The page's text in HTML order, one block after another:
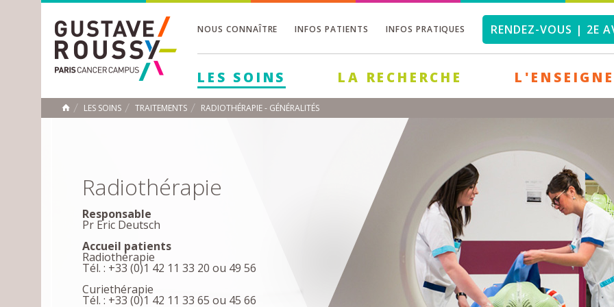
NOUS CONNAÎTRE INFOS PATIENTS INFOS PRATIQUES RENDEZ-VOUS | 2E
LES SOINS LA RECHERCHE
ACCUEIL
LES SOINS TRAITEMENTS RADIOTHÉRAPIE - GÉNÉRALITÉS
Radiothérapie
Responsable
Pr Eric Deutsch
Accueil patients
Radiothérapie
Tél. : +33 (0)1 42 11 33 20 ou 49 56
Curiethérapie
Tél. : +33 (0)1 42 11 33 65 ou 45 66